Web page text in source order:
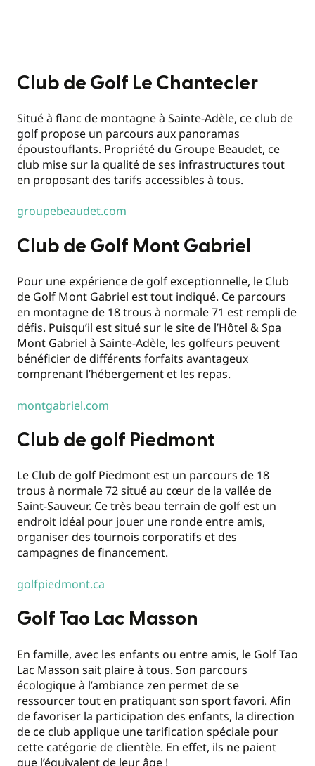
Club de Golf Le Chantecler
Situé à flanc de montagne à Sainte-Adèle, ce club de
golf propose un parcours aux panoramas
époustouflants. Propriété du Groupe Beaudet, ce
club mise sur la qualité de ses infrastructures tout
en proposant des tarifs accessibles à tous.
groupebeaudet.com
Club de Golf Mont Gabriel
Pour une expérience de golf exceptionnelle, le Club
de Golf Mont Gabriel est tout indiqué. Ce parcours
en montagne de 18 trous à normale 71 est rempli de
défis. Puisqu’il est situé sur le site de l’Hôtel & Spa
Mont Gabriel à Sainte-Adèle, les golfeurs peuvent
bénéficier de différents forfaits avantageux
comprenant l’hébergement et les repas.
montgabriel.com
Club de golf Piedmont
Le Club de golf Piedmont est un parcours de 18
trous à normale 72 situé au cœur de la vallée de
Saint-Sauveur. Ce très beau terrain de golf est un
endroit idéal pour jouer une ronde entre amis,
organiser des tournois corporatifs et des
campagnes de financement.
golfpiedmont.ca
Golf Tao Lac Masson
En famille, avec les enfants ou entre amis, le Golf Tao
Lac Masson sait plaire à tous. Son parcours
écologique à l’ambiance zen permet de se
ressourcer tout en pratiquant son sport favori. Afin
de favoriser la participation des enfants, la direction
de ce club applique une tarification spéciale pour
cette catégorie de clientèle. En effet, ils ne paient
que l’équivalent de leur âge !